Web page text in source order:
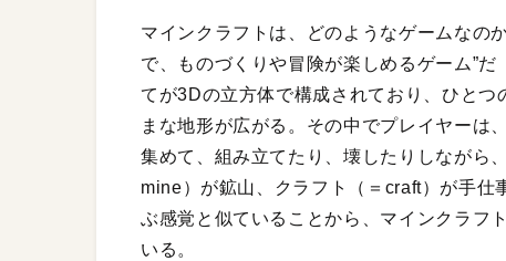
マインクラフトは、どのようなゲームなの
で、ものづくりや冒険が楽しめるゲーム”
てが3Dの立方体で構成されており、ひと
まな地形が広がる。その中でプレイヤーは
集めて、組み立てたり、壊したりしながら
mine）が鉱山、クラフト（＝craft）が手仕
ぶ感覚と似ていることから、マインクラフ
いる。